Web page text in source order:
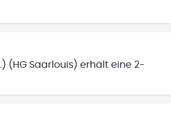
(HG Saarlouis) erhält eine 2-